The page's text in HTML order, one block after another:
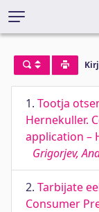
1. Tootja
Hernekuller.
application –
Grigorjev,
2. Tarbijate
Consumer